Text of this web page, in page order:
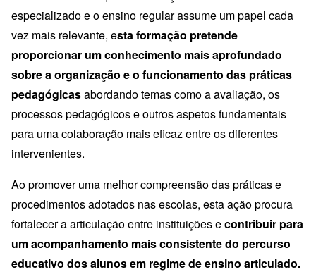
especializado e o ensino regular assume um papel cada
vez mais relevante, esta formação pretende
proporcionar um conhecimento mais aprofundado
sobre a organização e o funcionamento das práticas
pedagógicasabordando temas como a avaliação, os
processos pedagógicos e outros aspetos fundamentais
para uma colaboração mais eficaz entre os diferentes
intervenientes.
Ao promover uma melhor compreensão das práticas e
procedimentos adotados nas escolas, esta ação procura
fortalecer a articulação entre instituições econtribuir para
um acompanhamento mais consistente do percurso
educativo dos alunos em regime de ensino articulado.